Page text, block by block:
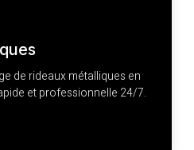
de rideaux métalliques en
et professionnelle 24/7.